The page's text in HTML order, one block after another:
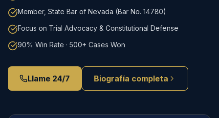
Member, State Bar of Nevada (Bar No. 14780)
Focus on Trial Advocacy & Constitutional Defense
90% Win Rate · 500+ Cases Won
Llame 24/7 Biografía completa